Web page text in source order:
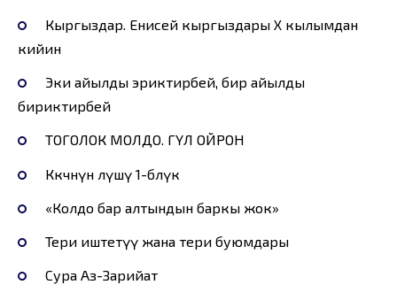
Кыргыздар. Eнисей кыргыздары X кылымдан
кийин
Эки айылды эриктирбей, бир айылды
бириктирбей
ТОГОЛОК МОЛДО. ГҮЛ ОЙРОН
Көкчөнүн өлүшү 1-бөлүк
«Колдо бар алтындын баркы жок»
Тери иштетүү жана тери буюмдары
Сура Аз-Зарийат